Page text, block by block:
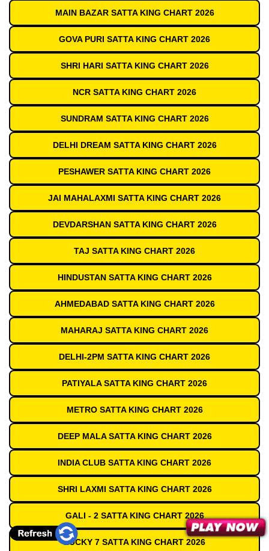
MAIN BAZAR SATTA KING CHART 2026
GOVA PURI SATTA KING CHART 2026
SHRI HARI SATTA KING CHART 2026
NCR SATTA KING CHART 2026
SUNDRAM SATTA KING CHART 2026
DELHI DREAM SATTA KING CHART 2026
PESHAWER SATTA KING CHART 2026
JAI MAHALAXMI SATTA KING CHART 2026
DEVDARSHAN SATTA KING CHART 2026
TAJ SATTA KING CHART 2026
HINDUSTAN SATTA KING CHART 2026
AHMEDABAD SATTA KING CHART 2026
MAHARAJ SATTA KING CHART 2026
DELHI-2PM SATTA KING CHART 2026
PATIYALA SATTA KING CHART 2026
METRO SATTA KING CHART 2026
DEEP MALA SATTA KING CHART 2026
INDIA CLUB SATTA KING CHART 2026
SHRI LAXMI SATTA KING CHART 2026
GALI - 2 SATTA KING CHART 2026
LUCKY 7 SATTA KING CHART 2026